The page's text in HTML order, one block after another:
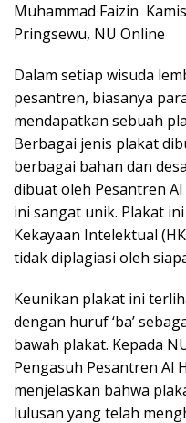
Muhammad Faizin
Pringsewu, NU Online
Dalam setiap wisuda
pesantren, biasanya
mendapatkan sebuah
Berbagai jenis plakat
berbagai bahan dan
dibuat oleh Pesantren
ini sangat unik. Plakat
Kekayaan Intelektual
tidak diplagiasi oleh
Keunikan plakat ini
dengan huruf ‘ba’
bawah plakat. Kepada
Pengasuh Pesantren Al
menjelaskan bahwa
lulusan yang telah